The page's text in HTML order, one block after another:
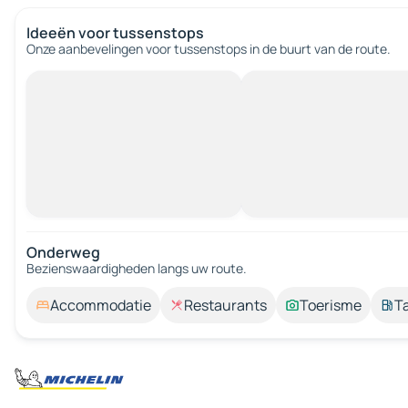
Ideeën voor tussenstops
Onze aanbevelingen voor tussenstops in de buurt van de route.
Onderweg
Bezienswaardigheden langs uw route.
Accommodatie Restaurants Toerisme